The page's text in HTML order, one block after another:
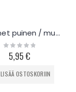
Aterimet puinen / muovinen 24kpl
Rating:
0%5,95 €
LISÄÄ OSTOSKORIIN